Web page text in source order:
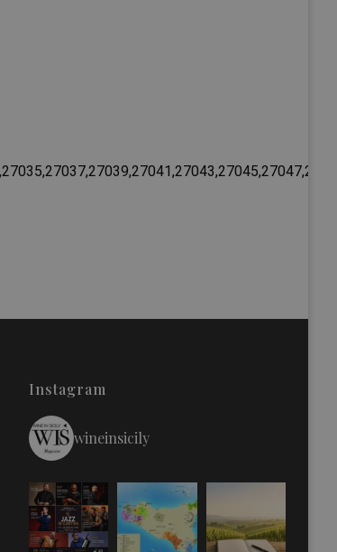
Instagram
wineinsicily